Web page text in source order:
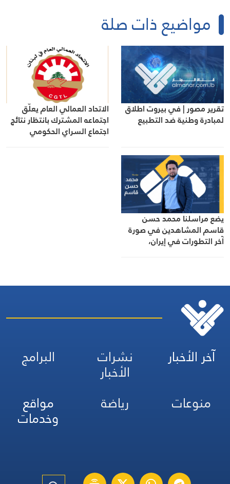
مواضيع ذات صلة
تقرير مصور | في بيروت اطلاق
لمبادرة وطنية ضد التطبيع
الاتحاد العمالي العام يعلّق
اجتماعه المشترك بانتظار نتائج
اجتماع السراي الحكومي
يضع مراسلنا محمد حسن
قاسم المشاهدين في صورة
آخر التطورات في إيران،
الرسمية وأبرز التطورات ذات
الصلة بالشأنين الداخلي
والإقليمي
آخر الأخبار نشرات
الأخبار
البرامج
منوعات
رياضة مواقع
وخدمات